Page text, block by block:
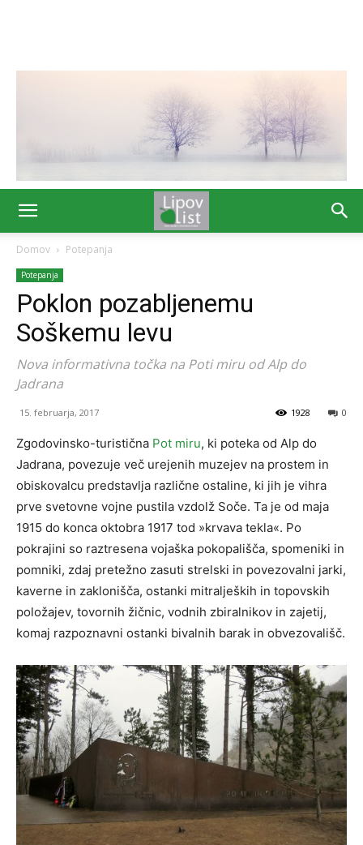
Domov Potepanja
Potepanja
Poklon pozabljenemu
Soškemu levu
Nova informativna točka na Poti miru od Alp do
Jadrana
15. februarja, 2017 0
1928
Zgodovinsko-turistična Pot miru, ki poteka od Alp do
Jadrana, povezuje več urejenih muzejev na prostem in
obiskovalcu predstavlja različne ostaline, ki jih je vihra
prve svetovne vojne pustila vzdolž Soče. Ta je od maja
1915 do konca oktobra 1917 tod »krvava tekla«. Po
pokrajini so raztresena vojaška pokopališča, spomeniki in
pomniki, zdaj pretežno zasuti strelski in povezovalni jarki,
kaverne in zaklonišča, ostanki mitraljeških in topovskih
položajev, tovornih žičnic, vodnih zbiralnikov in zajetij,
komaj razpoznavni ostanki bivalnih barak in obvezovališč.